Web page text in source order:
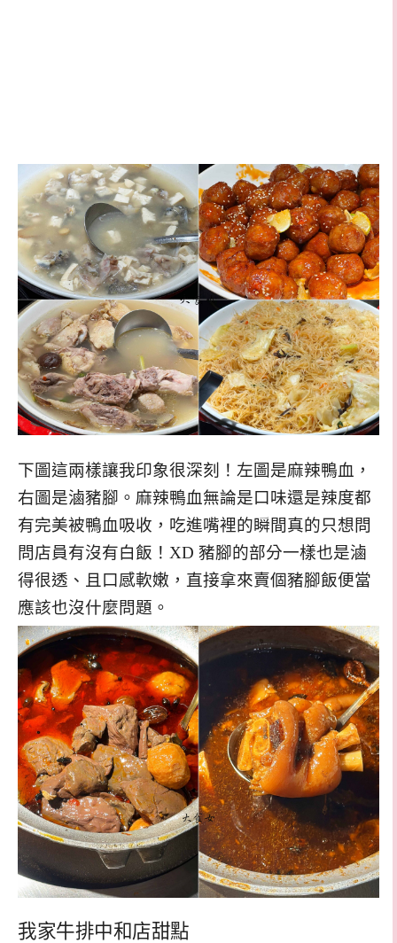
下圖這兩樣讓我印象很深刻！左圖是麻辣鴨血，
右圖是滷豬腳。麻辣鴨血無論是口味還是辣度都
有完美被鴨血吸收，吃進嘴裡的瞬間真的只想問
問店員有沒有白飯！XD 豬腳的部分一樣也是滷
得很透、且口感軟嫩，直接拿來賣個豬腳飯便當
應該也沒什麼問題。
我家牛排中和店甜點